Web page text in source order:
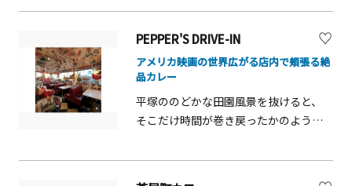
ひ堪能してください。
やこだわりの甘酒スイーツで至福のカ
フェタイムを。 土日限定のモーニング
メニューもあり、何度も訪れたくなり
ます。また、ここでは食べるだけでな
く「発酵教室」も大人気。麹の発酵体
験、味噌や甘酒キムチ作りなど、初心
者でも本格的な麹ライフを学べる講座
体験で心も体も整う、至福のデトック
ス時間をぜひ愛川町で！
季折々の大自然が一望でき、まるで森
験が待っています。ここの絶対的な主
役は、季節のパフェ！旬のフルーツや
厳選素材が幾重にも重なるその姿は、
まさにグラスの中の宝石箱です。スプ
ーンを入れるたびに食感や味わいが変
が止まりません！メニューは季節ごと
に一新されるため、いつ訪れても一期
PEPPER'S DRIVE-IN
アメリカ映画の世界広がる店内で頬張る絶
品カレー
平塚ののどかな田園風景を抜けると、
そこだけ時間が巻き戻ったかのような
イブイン」は、1950年代の古き良きア